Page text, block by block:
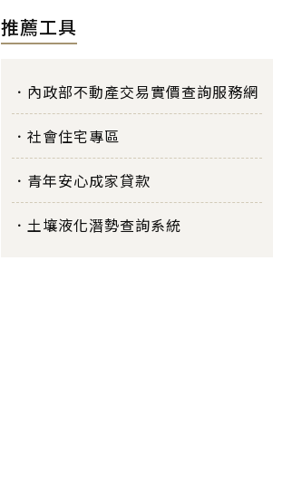
推薦工具
內政部不動產交易實價查詢服務網
社會住宅專區
青年安心成家貸款
土壤液化潛勢查詢系統